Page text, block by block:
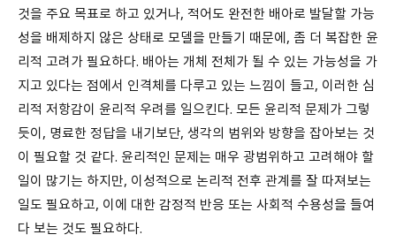
것을 주요 목표로 하고 있거나, 적어도 완전한 배아로 발달할 가능
성을 배제하지 않은 상태로 모델을 만들기 때문에, 좀 더 복잡한 윤
리적 고려가 필요하다. 배아는 개체 전체가 될 수 있는 가능성을 가
지고 있다는 점에서 인격체를 다루고 있는 느낌이 들고, 이러한 심
리적 저항감이 윤리적 우려를 일으킨다. 모든 윤리적 문제가 그렇
듯이, 명료한 정답을 내기보단, 생각의 범위와 방향을 잡아보는 것
이 필요할 것 같다. 윤리적인 문제는 매우 광범위하고 고려해야 할
일이 많기는 하지만, 이성적으로 논리적 전후 관계를 잘 따져보는
일도 필요하고, 이에 대한 감정적 반응 또는 사회적 수용성을 들여
다 보는 것도 필요하다.